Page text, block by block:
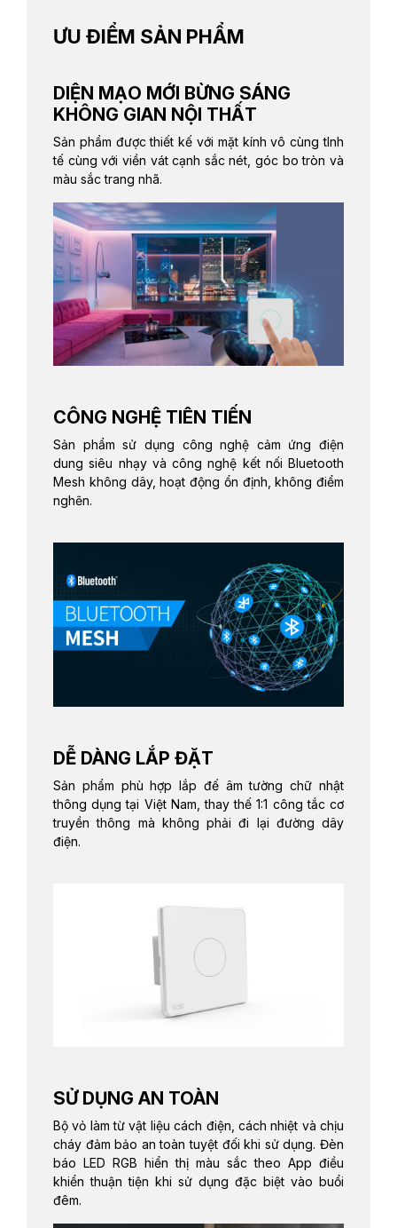
ƯU ĐIỂM SẢN PHẨM
DIỆN MẠO MỚI BỪNG SÁNG
KHÔNG GIAN NỘI THẤT
Sản phẩm được thiết kế với mặt kính vô cùng tInh
tế cùng với viền vát cạnh sắc nét, góc bo tròn và
màu sắc trang nhã.
CÔNG NGHỆ TIÊN TIẾN
Sản phẩm sử dụng công nghệ cảm ứng điện
dung siêu nhạy và công nghệ kết nối Bluetooth
Mesh không dây, hoạt động ổn định, không điểm
nghẽn.
DỄ DÀNG LẮP ĐẶT
Sản phẩm phù hợp lắp đế âm tường chữ nhật
thông dụng tại Việt Nam, thay thế 1:1 công tắc cơ
truyền thông mà không phải đi lại đường dây
điện.
SỬ DỤNG AN TOÀN
Bộ vỏ làm từ vật liệu cách điện, cách nhiệt và chịu
cháy đảm bảo an toàn tuyệt đối khi sử dụng. Đèn
báo LED RGB hiển thị màu sắc theo App điều
khiển thuận tiện khi sử dụng đặc biệt vào buổi
đêm.